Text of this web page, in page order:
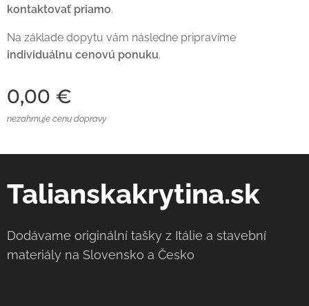
kontaktovať priamo.
Na základe dopytu vám následne pripravíme
individuálnu cenovú ponuku.
0,00 €
nezahrnuje cenu dopravy
Talianskakrytina.sk
Dodávame originální tašky z Itálie a stavební
materiály na Slovensko a Česko